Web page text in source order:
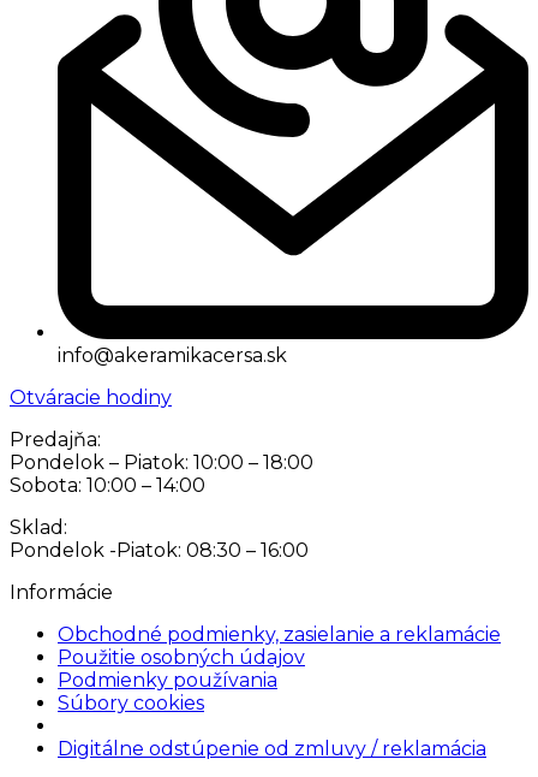
info@akeramikacersa.sk
Otváracie hodiny
Predajňa:
Pondelok – Piatok: 10:00 – 18:00
Sobota: 10:00 – 14:00
Sklad:
Pondelok -Piatok: 08:30 – 16:00
Informácie
Obchodné podmienky, zasielanie a reklamácie
Použitie osobných údajov
Podmienky používania
Súbory cookies
Digitálne odstúpenie od zmluvy / reklamácia